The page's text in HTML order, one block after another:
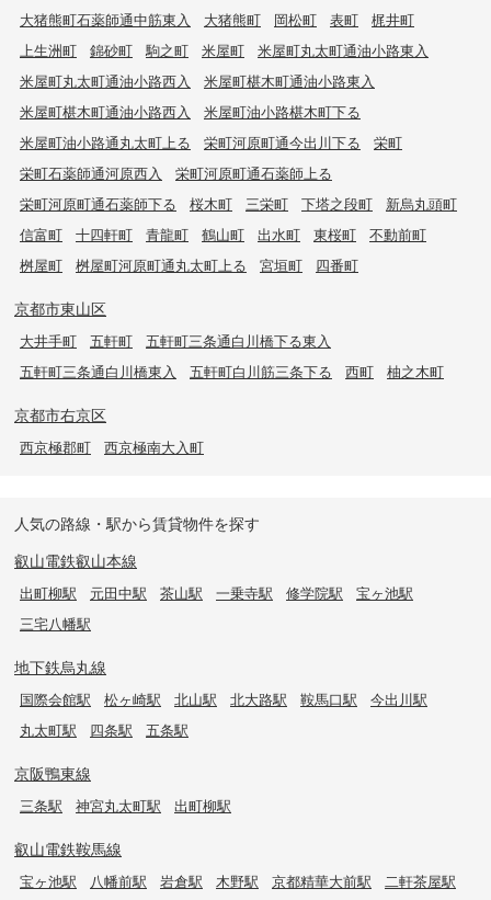
大猪熊町石薬師通中筋東入
大猪熊町 岡松町 表町
梶井町
上生洲町
錦砂町 駒之町 米屋町
米屋町丸太町通油小路東入
米屋町丸太町通油小路西入
米屋町椹木町通油小路東入
米屋町椹木町通油小路西入
米屋町油小路椹木町下る
米屋町油小路通丸太町上る
栄町河原町通今出川下る
栄町
栄町石薬師通河原西入
栄町河原町通石薬師上る
栄町河原町通石薬師下る
桜木町 三栄町 下塔之段町
新烏丸頭町
信富町
十四軒町 青龍町 鶴山町 出水町 東桜町
不動前町
桝屋町
桝屋町河原町通丸太町上る 宮垣町 四番町
京都市東山区
大井手町 五軒町
五軒町三条通白川橋下る東入
五軒町三条通白川橋東入
五軒町白川筋三条下る 西町 柚之木町
京都市右京区
西京極郡町 西京極南大入町
人気の路線・駅から賃貸物件を探す
叡山電鉄叡山本線
出町柳駅 元田中駅 茶山駅 一乗寺駅 修学院駅
宝ヶ池駅
三宅八幡駅
地下鉄烏丸線
国際会館駅 松ヶ崎駅 北山駅 北大路駅 鞍馬口駅
今出川駅
丸太町駅
四条駅 五条駅
京阪鴨東線
三条駅 神宮丸太町駅 出町柳駅
叡山電鉄鞍馬線
宝ヶ池駅 八幡前駅 岩倉駅 木野駅 京都精華大前駅
二軒茶屋駅